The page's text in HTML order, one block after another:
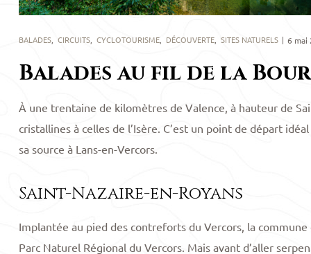
Balades au fil de la
BALADES, CIRCUITS, CYCLOTOURISME, DÉCOUVERTE, SITES NATURELS 6 mai
À une trentaine de kilomètres de Valence, à hauteur de
cristallines à celles de l’Isère. C’est un point de départ
sa source à Lans-en-Vercors.
Saint-Nazaire-en-Royans
Implantée au pied des contreforts du Vercors, la
Parc Naturel Régional du Vercors. Mais avant d’aller